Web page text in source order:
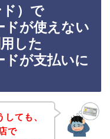
）で
が使えない
した
が支払いに
ても、
で